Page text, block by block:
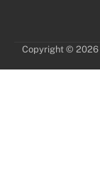
Copyright © 2026